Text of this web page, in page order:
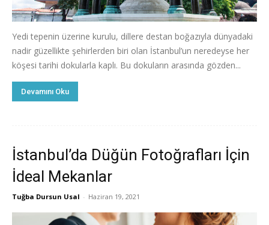
Yedi tepenin üzerine kurulu, dillere destan boğazıyla dünyadaki
nadir güzellikte şehirlerden biri olan İstanbul’un neredeyse her
köşesi tarihi dokularla kaplı. Bu dokuların arasında gözden...
Devamını Oku
İstanbul’da Düğün Fotoğrafları İçin
İdeal Mekanlar
Tuğba Dursun Usal - Haziran 19, 2021